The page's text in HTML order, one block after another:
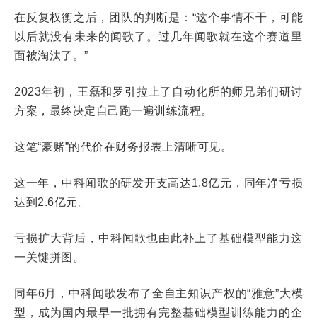
在反复权衡之后，团队的判断是：“这个事情不干，可能
以后就没有未来的闻歌了。过几年闻歌就在这个赛道里
面被淘汰了。”
2023年初，王磊和罗引拉上了自动化所的师兄弟们研讨
方案，最终决定自己跑一遍训练流程。
这笔“豪赌”的代价在财务报表上清晰可见。
这一年，中科闻歌的研发开支高达1.8亿元，同年净亏损
达到2.6亿元。
亏损扩大背后，中科闻歌也由此补上了基础模型能力这
一关键拼图。
同年6月，中科闻歌发布了全自主知识产权的“雅意”大模
型，成为国内最早一批拥有完整基础模型训练能力的企